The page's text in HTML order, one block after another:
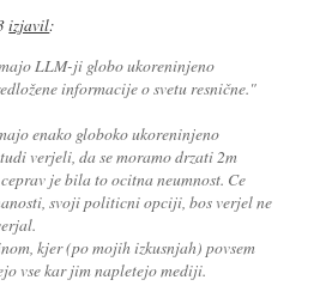
izjavil:
LLM-ji globo ukoreninjeno
informacije o svetu resnične."
enako globoko ukoreninjeno
verjeli, da se moramo drzati 2m
je bila to ocitna neumnost. Ce
svoji politicni opciji, bos verjel ne
kjer (po mojih izkusnjah) povsem
vse kar jim napletejo mediji.